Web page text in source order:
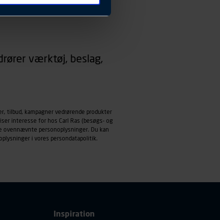
foretrukne sprog, og den
og apps med
behandles der
tidspunkt, hvad der
af
værktøj, beslag,
tilbud, kampagner vedrørende produkter
interesse for hos Carl Ras (besøgs- og
ovennævnte personoplysninger. Du kan
i vores persondatapolitik.
Inspiration